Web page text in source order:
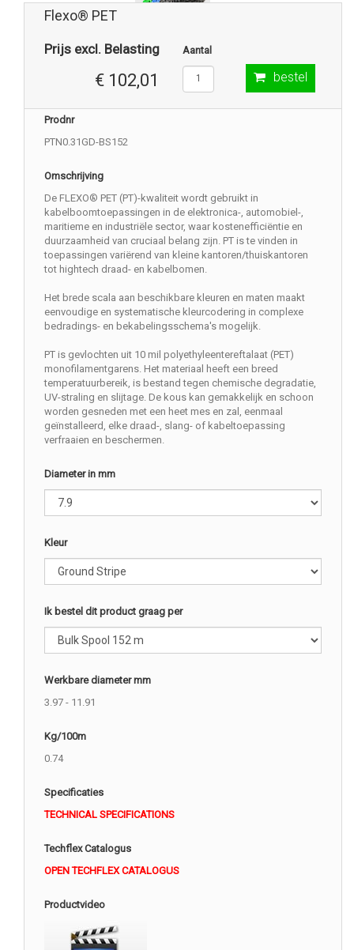
Flexo® PET
Prijs excl. Belasting
€ 102,01
Aantal
bestel
Prodnr
PTN0.31GD-BS152
Omschrijving
De FLEXO® PET (PT)-kwaliteit wordt gebruikt in
kabelboomtoepassingen in de elektronica-, automobiel-,
maritieme en industriële sector, waar kostenefficiëntie en
duurzaamheid van cruciaal belang zijn. PT is te vinden in
toepassingen variërend van kleine kantoren/thuiskantoren
tot hightech draad- en kabelbomen.
Het brede scala aan beschikbare kleuren en maten maakt
eenvoudige en systematische kleurcodering in complexe
bedradings- en bekabelingsschema's mogelijk.
PT is gevlochten uit 10 mil polyethyleentereftalaat (PET)
monofilamentgarens. Het materiaal heeft een breed
temperatuurbereik, is bestand tegen chemische degradatie,
UV-straling en slijtage. De kous kan gemakkelijk en schoon
worden gesneden met een heet mes en zal, eenmaal
geïnstalleerd, elke draad-, slang- of kabeltoepassing
verfraaien en beschermen.
Diameter in mm
Kleur
Ik bestel dit product graag per
Werkbare diameter mm
3.97 - 11.91
Kg/100m
0.74
Specificaties
TECHNICAL SPECIFICATIONS
Techflex Catalogus
OPEN TECHFLEX CATALOGUS
Productvideo